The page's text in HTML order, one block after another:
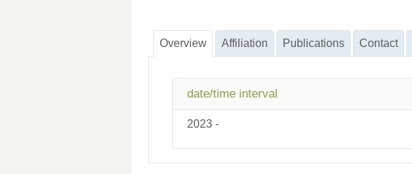
Overview Affiliation Publications Contact
date/time interval
2023 -